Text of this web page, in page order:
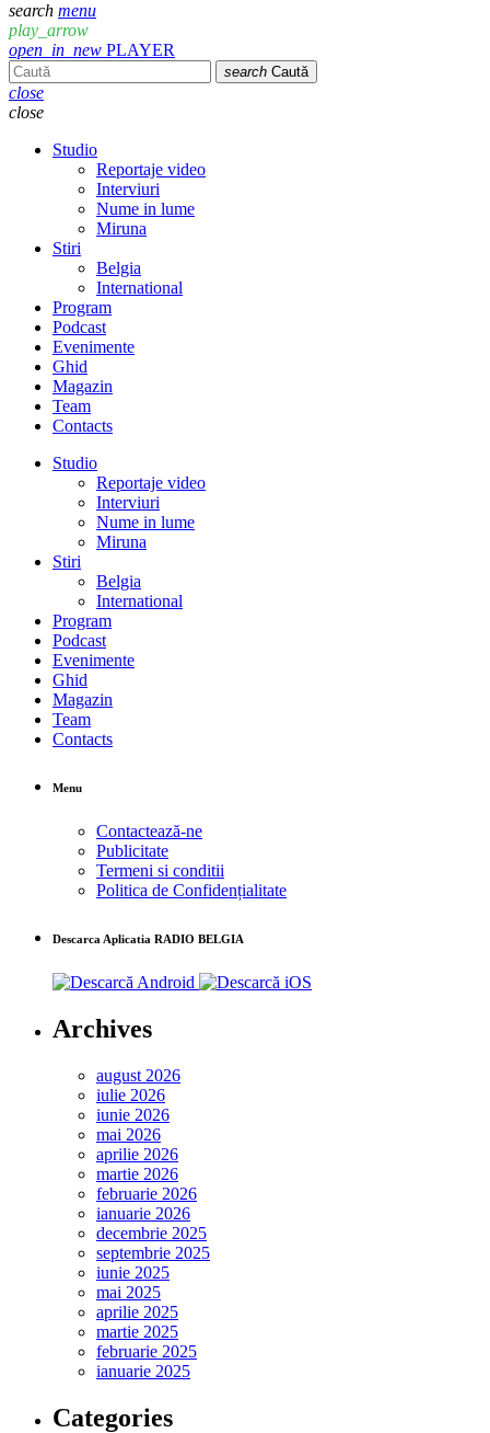
search menu
play_arrow
open_in_new PLAYER
search Caută
close
close
Studio
Reportaje video
Interviuri
Nume in lume
Miruna
Stiri
Belgia
International
Program
Podcast
Evenimente
Ghid
Magazin
Team
Contacts
Studio
Reportaje video
Interviuri
Nume in lume
Miruna
Stiri
Belgia
International
Program
Podcast
Evenimente
Ghid
Magazin
Team
Contacts
Menu
Contactează-ne
Publicitate
Termeni si conditii
Politica de Confidențialitate
Descarca Aplicatia RADIO BELGIA
Archives
august 2026
iulie 2026
iunie 2026
mai 2026
aprilie 2026
martie 2026
februarie 2026
ianuarie 2026
decembrie 2025
septembrie 2025
iunie 2025
mai 2025
aprilie 2025
martie 2025
februarie 2025
ianuarie 2025
Categories